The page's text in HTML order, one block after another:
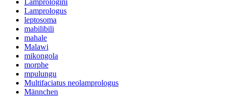
Lamprologini
Lamprologus
leptosoma
mabilibili
mahale
Malawi
mikongola
morphe
mpulungu
Multifaciatus neolamprologus
Männchen